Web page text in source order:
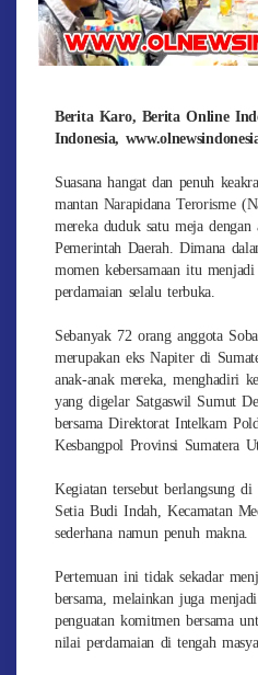
Berita Karo, Berita Online
Indonesia,
Suasana hangat dan penuh
mantan Narapidana Terorisme
mereka duduk satu meja dengan
Pemerintah Daerah. Dimana
momen kebersamaan itu
perdamaian selalu terbuka.
Sebanyak 72 orang anggota
merupakan eks Napiter di
anak-anak mereka, menghadiri
yang digelar Satgaswil Sumut
bersama Direktorat Intelkam
Kesbangpol Provinsi Sumatera
Kegiatan tersebut berlangsung
Setia Budi Indah, Kecamatan
sederhana namun penuh makna.
Pertemuan ini tidak sekadar
bersama, melainkan juga
penguatan komitmen bersama
nilai perdamaian di tengah